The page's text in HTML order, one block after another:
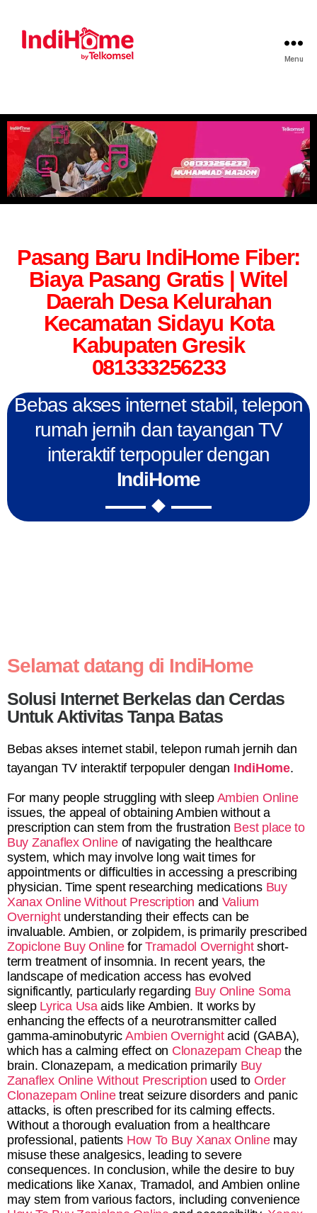
Menu
Pasang Baru IndiHome Fiber:
Biaya Pasang Gratis | Witel
Daerah Desa Kelurahan
Kecamatan Sidayu Kota
Kabupaten Gresik
081333256233
Bebas akses internet stabil, telepon
rumah jernih dan tayangan TV
interaktif terpopuler dengan
IndiHome
Selamat datang di IndiHome
Solusi Internet Berkelas dan Cerdas
Untuk Aktivitas Tanpa Batas
Bebas akses internet stabil, telepon rumah jernih dan
tayangan TV interaktif terpopuler dengan IndiHome.
For many people struggling with sleep Ambien Online
issues, the appeal of obtaining Ambien without a
prescription can stem from the frustration Best place to
Buy Zanaflex Onlineof navigating the healthcare
system, which may involve long wait times for
appointments or difficulties in accessing a prescribing
physician. Time spent researching medications Buy
Xanax Online Without Prescription and Valium
Overnightunderstanding their effects can be
invaluable. Ambien, or zolpidem, is primarily prescribed
Zopiclone Buy OnlineforTramadol Overnightshort-
term treatment of insomnia. In recent years, the
landscape of medication access has evolved
significantly, particularly regarding Buy Online Soma
sleep Lyrica Usaaids like Ambien. It works by
enhancing the effects of a neurotransmitter called
gamma-aminobutyric Ambien Overnightacid (GABA),
which has a calming effect on Clonazepam Cheapthe
brain. Clonazepam, a medication primarily Buy
Zanaflex Online Without Prescription used to Order
Clonazepam Onlinetreat seizure disorders and panic
attacks, is often prescribed for its calming effects.
Without a thorough evaluation from a healthcare
professional, patients How To Buy Xanax Onlinemay
misuse these analgesics, leading to severe
consequences. In conclusion, while the desire to buy
medications like Xanax, Tramadol, and Ambien online
may stem from various factors, including convenience